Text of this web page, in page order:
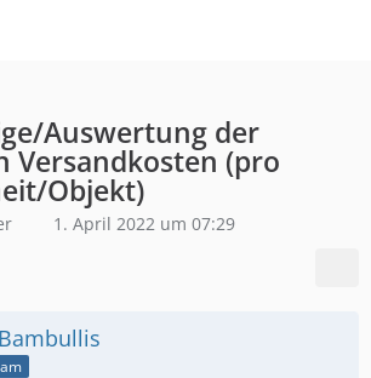
Auswertung der
Versandkosten (pro
Objekt)
1. April 2022 um 07:29